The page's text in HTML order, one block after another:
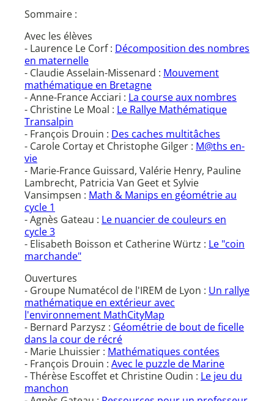
Sommaire :
Avec les élèves
- Laurence Le Corf : Décomposition des nombres
en maternelle
- Claudie Asselain-Missenard : Mouvement
mathématique en Bretagne
- Anne-France Acciari : La course aux nombres
- Christine Le Moal : Le Rallye Mathématique
Transalpin
- François Drouin : Des caches multitâches
- Carole Cortay et Christophe Gilger : M@ths en-
vie
- Marie-France Guissard, Valérie Henry, Pauline
Lambrecht, Patricia Van Geet et Sylvie
Vansimpsen : Math & Manips en géométrie au
cycle 1
- Agnès Gateau : Le nuancier de couleurs en
cycle 3
- Elisabeth Boisson et Catherine Würtz : Le "coin
marchande"
Ouvertures
- Groupe Numatécol de l'IREM de Lyon : Un rallye
mathématique en extérieur avec
l'environnement MathCityMap
- Bernard Parzysz : Géométrie de bout de ficelle
dans la cour de récré
- Marie Lhuissier : Mathématiques contées
- François Drouin : Avec le puzzle de Marine
- Thérèse Escoffet et Christine Oudin : Le jeu du
manchon